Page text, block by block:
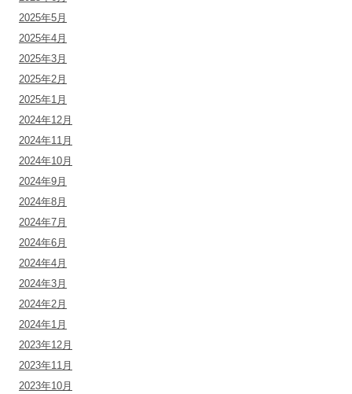
2025年5月
2025年4月
2025年3月
2025年2月
2025年1月
2024年12月
2024年11月
2024年10月
2024年9月
2024年8月
2024年7月
2024年6月
2024年4月
2024年3月
2024年2月
2024年1月
2023年12月
2023年11月
2023年10月